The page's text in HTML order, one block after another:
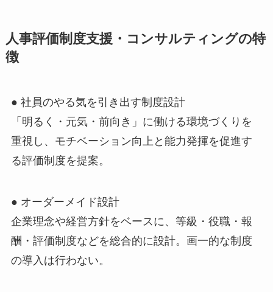
人事評価制度支援・コンサルティングの特
徴
● 社員のやる気を引き出す制度設計
「明るく・元気・前向き」に働ける環境づくりを
重視し、モチベーション向上と能力発揮を促進す
る評価制度を提案。
● オーダーメイド設計
企業理念や経営方針をベースに、等級・役職・報
酬・評価制度などを総合的に設計。画一的な制度
の導入は行わない。